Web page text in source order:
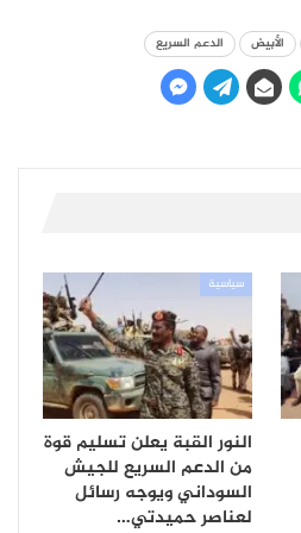
الأبيض الدعم السريع
سياسية
النور القبة يعلن تسليم قوة
من الدعم السريع للجيش
السوداني ويوجه رسائل
لعناصر حميدتي…